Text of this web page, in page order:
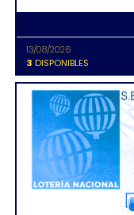
13/08/2026
3 DISPONIBLES